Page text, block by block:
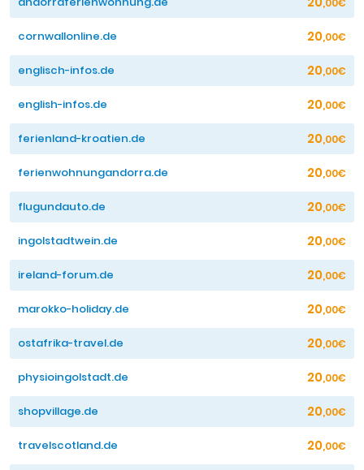
,00€
cornwallonline.de 20,00€
englisch-infos.de 20,00€
english-infos.de 20,00€
ferienland-kroatien.de 20,00€
ferienwohnungandorra.de 20,00€
flugundauto.de 20,00€
ingolstadtwein.de 20,00€
ireland-forum.de 20,00€
marokko-holiday.de 20,00€
ostafrika-travel.de 20,00€
physioingolstadt.de 20,00€
shopvillage.de 20,00€
travelscotland.de 20,00€